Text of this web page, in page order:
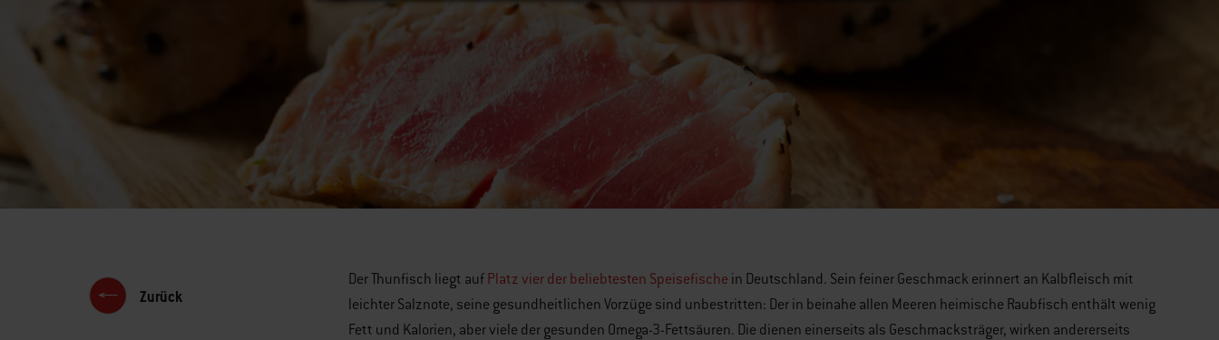
Zurück
Der Thunfisch liegt auf Platz vier der beliebtesten Speisefische in Deutschland. Sein feiner Geschmack erinnert an Kalbfleisch mit
leichter Salznote, seine gesundheitlichen Vorzüge sind unbestritten: Der in beinahe allen Meeren heimische Raubfisch enthält wenig
Fett und Kalorien, aber viele der gesunden Omega-3-Fettsäuren. Die dienen einerseits als Geschmacksträger, wirken andererseits